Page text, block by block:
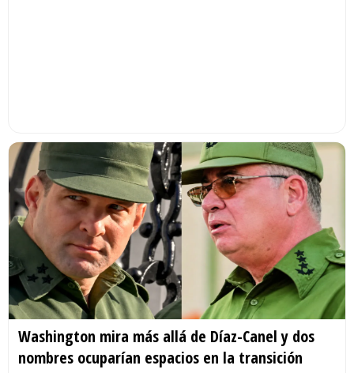
Washington mira más allá de Díaz-Canel y dos
nombres ocuparían espacios en la transición